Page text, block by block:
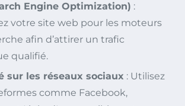
Engine Optimization) :
votre site web pour les moteurs
afin d’attirer un trafic
qualifié.
sur les réseaux sociaux : Utilisez
comme Facebook,